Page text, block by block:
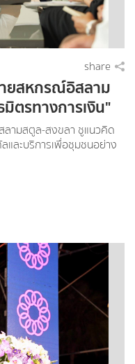
share
ยสหกรณ์อิสลาม
ตรทางการเงิน"
เพื่อชุมชนอย่าง
ลามสตูล-สงขลา ชูแนวคิด
และบริการเพื่อชุมชนอย่าง